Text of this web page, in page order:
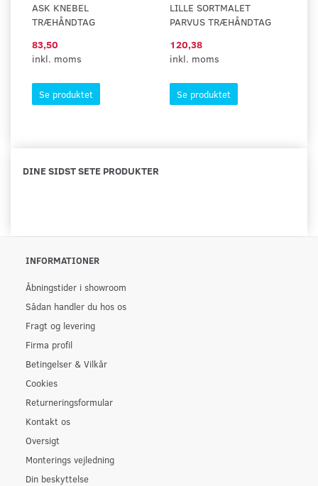
ASK KNEBEL
TRÆHÅNDTAG
83,50
inkl. moms
Se produktet
LILLE SORTMALET
PARVUS TRÆHÅNDTAG
120,38
inkl. moms
Se produktet
DINE SIDST SETE PRODUKTER
INFORMATIONER
Åbningstider i showroom
Sådan handler du hos os
Fragt og levering
Firma profil
Betingelser & Vilkår
Cookies
Returneringsformular
Kontakt os
Oversigt
Monterings vejledning
Din beskyttelse